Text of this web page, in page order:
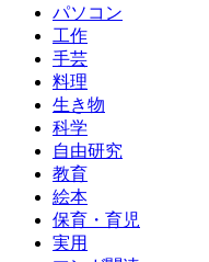
パソコン
工作
手芸
料理
生き物
科学
自由研究
教育
絵本
保育・育児
実用